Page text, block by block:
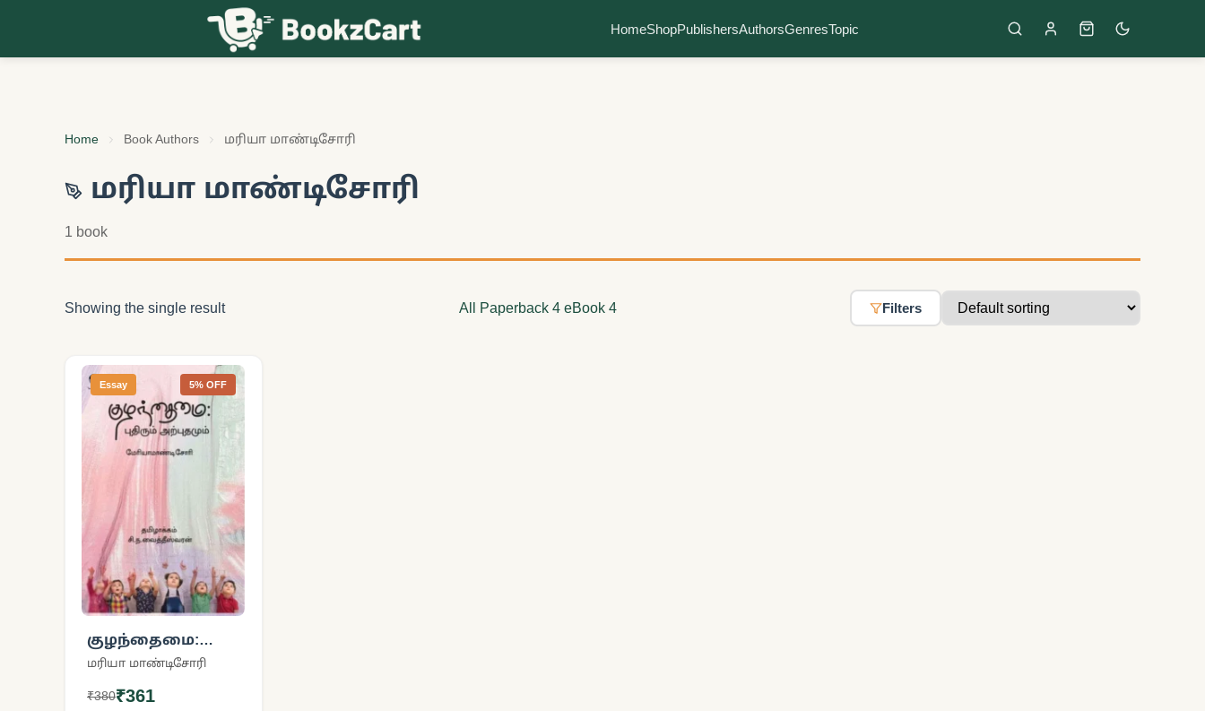
HomeShopPublishersAuthorsGenresTopic
Home Book Authors மரியா மாண்டிசோரி
மரியா மாண்டிசோரி
1 book
Showing the single result All Paperback 4 eBook 4 Filters
Essay 5% OFF
குழந்தைமை:
புதிரும் அற்புதமும்
மரியா மாண்டிசோரி
₹380₹361